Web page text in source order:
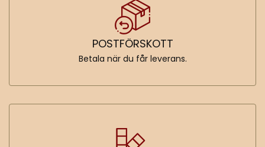
POSTFÖRSKOTT
Betala när du får leverans.